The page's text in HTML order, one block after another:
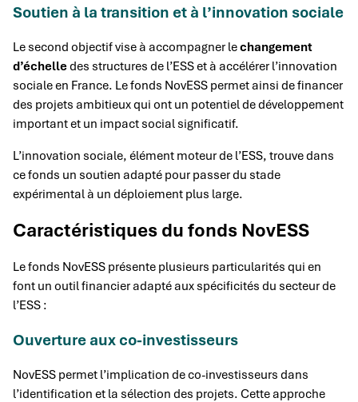
Soutien à la transition et à l’innovation sociale
Le second objectif vise à accompagner lechangement
d’échelledes structures de l’ESS et à accélérer l’innovation
sociale en France. Le fonds NovESS permet ainsi de financer
des projets ambitieux qui ont un potentiel de développement
important et un impact social significatif.
L’innovation sociale, élément moteur de l’ESS, trouve dans
ce fonds un soutien adapté pour passer du stade
expérimental à un déploiement plus large.
Caractéristiques du fonds NovESS
Le fonds NovESS présente plusieurs particularités qui en
font un outil financier adapté aux spécificités du secteur de
l’ESS :
Ouverture aux co-investisseurs
NovESS permet l’implication de co-investisseurs dans
l’identification et la sélection des projets. Cette approche